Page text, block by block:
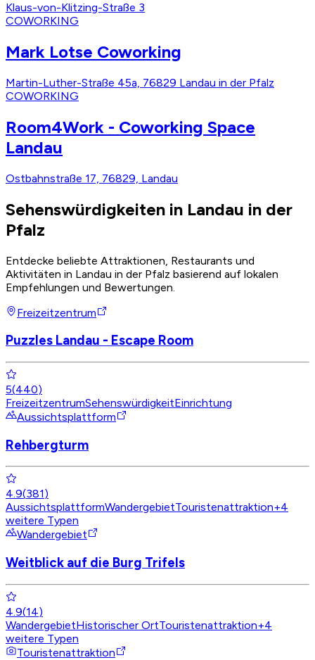
Klaus-von-Klitzing-Straße 3
COWORKING
Mark Lotse Coworking
Martin-Luther-Straße 45a, 76829 Landau in der Pfalz
COWORKING
Room4Work - Coworking Space
Landau
Ostbahnstraße 17, 76829, Landau
Sehenswürdigkeiten in Landau in der
Pfalz
Entdecke beliebte Attraktionen, Restaurants und
Aktivitäten in Landau in der Pfalz basierend auf lokalen
Empfehlungen und Bewertungen.
Freizeitzentrum
Puzzles Landau - Escape Room
5(440)
FreizeitzentrumSehenswürdigkeitEinrichtung
Aussichtsplattform
Rehbergturm
4.9(381)
AussichtsplattformWandergebietTouristenattraktion+4
weitere Typen
Wandergebiet
Weitblick auf die Burg Trifels
4.9(14)
WandergebietHistorischer OrtTouristenattraktion+4
weitere Typen
Touristenattraktion